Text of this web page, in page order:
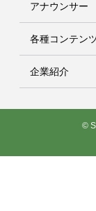
アナウンサー
各種コンテン
企業紹介
©